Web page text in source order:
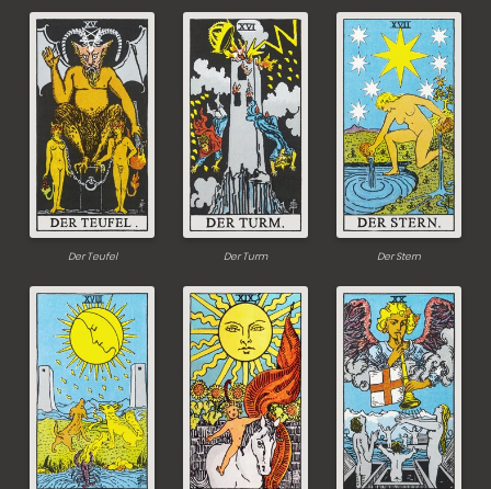
Der Teufel Der Turm Der Stern